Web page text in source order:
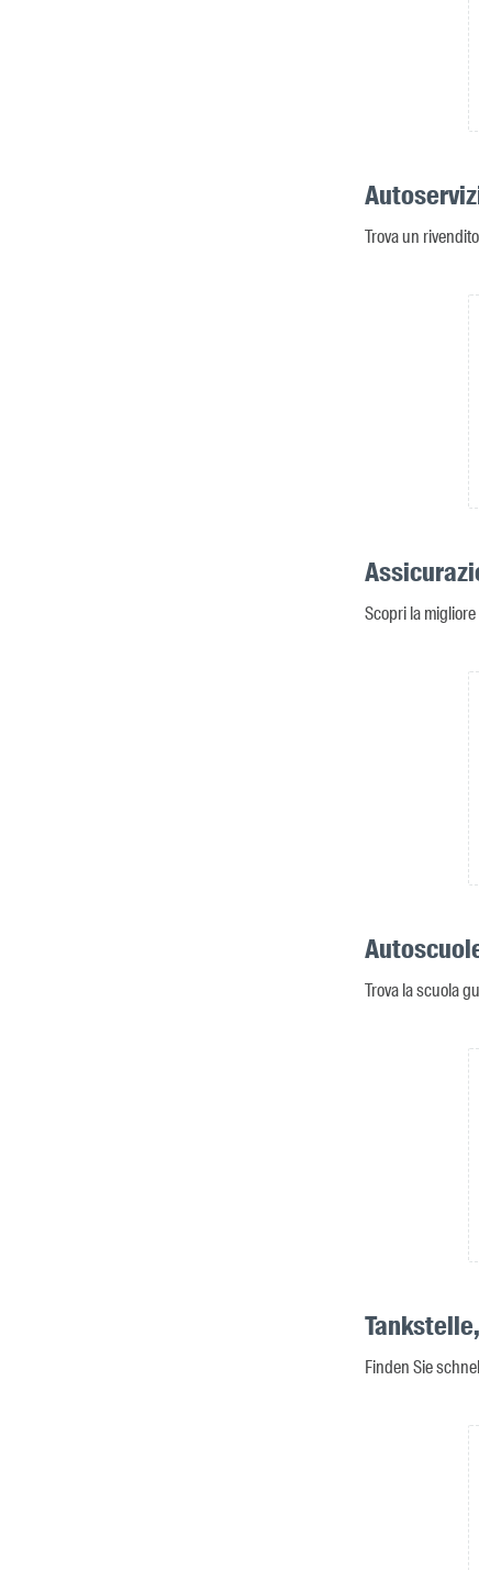
Trova un
Scopri la
Trova la scuola
Finden Sie